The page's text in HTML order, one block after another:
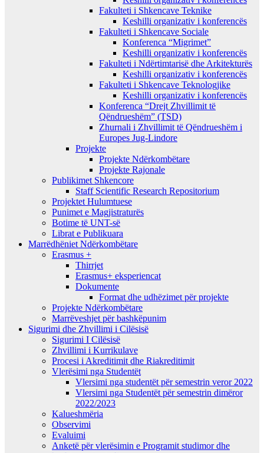
Fakulteti i Shkencave Teknike
Keshilli organizativ i konferencës
Fakulteti i Shkencave Sociale
Konferenca “Migrimet”
Keshilli organizativ i konferencës
Fakulteti i Ndërtimtarisë dhe Arkitekturës
Keshilli organizativ i konferencës
Fakulteti i Shkencave Teknologjike
Keshilli organizativ i konferencës
Konferenca “Drejt Zhvillimit të
Qëndrueshëm” (TSD)
Zhurnali i Zhvillimit të Qëndrueshëm i
Europes Jug-Lindore
Projekte
Projekte Ndërkombëtare
Projekte Rajonale
Publikimet Shkencore
Staff Scientific Research Repositorium
Projektet Hulumtuese
Punimet e Magjistraturës
Botime të UNT-së
Librat e Publikuara
Marrëdhëniet Ndërkombëtare
Erasmus +
Thirrjet
Erasmus+ eksperiencat
Dokumente
Format dhe udhëzimet për projekte
Projekte Ndërkombëtare
Marrëveshjet për bashkëpunim
Sigurimi dhe Zhvillimi i Cilësisë
Sigurimi I Cilësisë
Zhvillimi i Kurrikulave
Procesi i Akreditimit dhe Riakreditimit
Vlerësimi nga Studentët
Vlersimi nga studentët për semestrin veror 2022
Vlersimi nga Studentët për semestrin dimëror
2022/2023
Kalueshmëria
Observimi
Evaluimi
Anketë për vlerësimin e Programit studimor dhe